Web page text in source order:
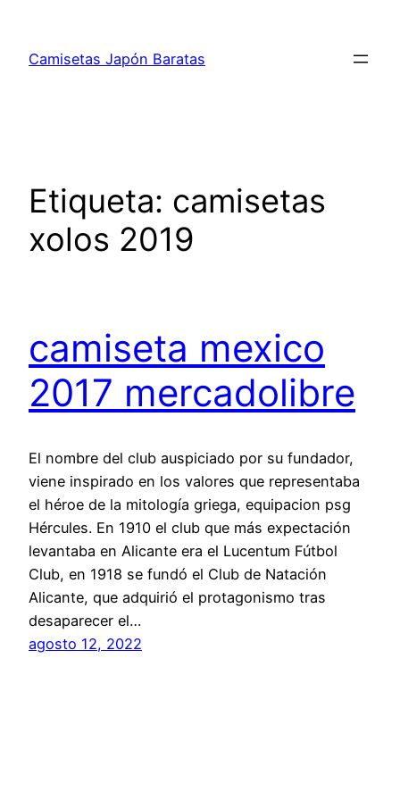
contenido
Camisetas Japón Baratas
Etiqueta: camisetas
xolos 2019
camiseta mexico
2017 mercadolibre
El nombre del club auspiciado por su fundador,
viene inspirado en los valores que representaba
el héroe de la mitología griega, equipacion psg
Hércules. En 1910 el club que más expectación
levantaba en Alicante era el Lucentum Fútbol
Club, en 1918 se fundó el Club de Natación
Alicante, que adquirió el protagonismo tras
desaparecer el…
agosto 12, 2022